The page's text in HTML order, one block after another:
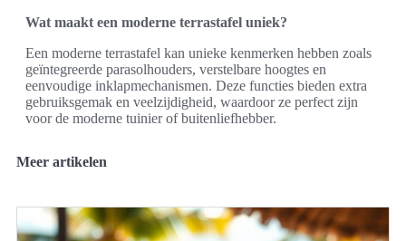
Wat maakt een moderne terrastafel uniek?
Een moderne terrastafel kan unieke kenmerken hebben zoals
geïntegreerde parasolhouders, verstelbare hoogtes en
eenvoudige inklapmechanismen. Deze functies bieden extra
gebruiksgemak en veelzijdigheid, waardoor ze perfect zijn
voor de moderne tuinier of buitenliefhebber.
Meer artikelen